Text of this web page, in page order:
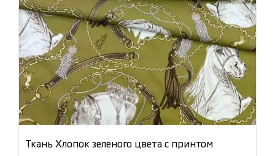
Ткань Хлопок зеленого цвета с принтом